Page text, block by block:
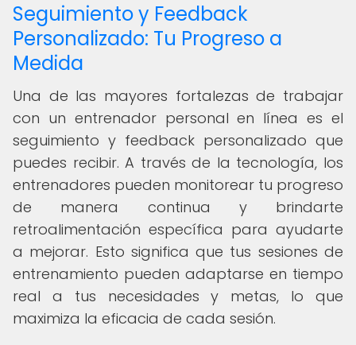
Seguimiento y Feedback
Personalizado: Tu Progreso a
Medida
Una de las mayores fortalezas de trabajar
con un entrenador personal en línea es el
seguimiento y feedback personalizado que
puedes recibir. A través de la tecnología, los
entrenadores pueden monitorear tu progreso
de manera continua y brindarte
retroalimentación específica para ayudarte
a mejorar. Esto significa que tus sesiones de
entrenamiento pueden adaptarse en tiempo
real a tus necesidades y metas, lo que
maximiza la eficacia de cada sesión.